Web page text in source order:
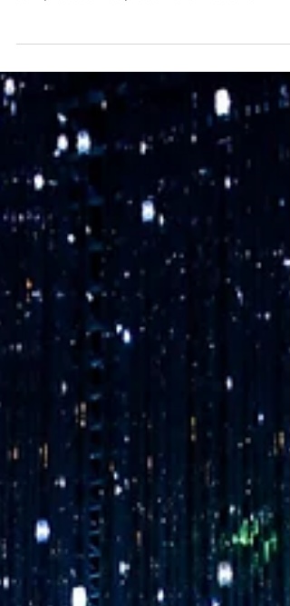
déterminant
Les conflits successoraux figurent parmi les
contentieux civils les plus longs, les plus
complexes et les plus émotionnellement
chargés. Exemple d’une enquête menée par
Cabinet PROCAP DETECTIVE.